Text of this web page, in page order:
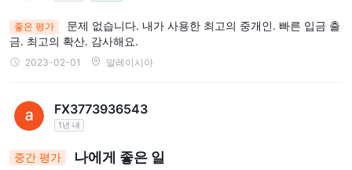
좋은 평가
문제 없습니다. 내가 사용한 최고의 중개인. 빠른 입금 출
금. 최고의 확산. 감사해요.
2023-02-01 말레이시아
FX3773936543
1년 내
중간 평가 나에게 좋은 일